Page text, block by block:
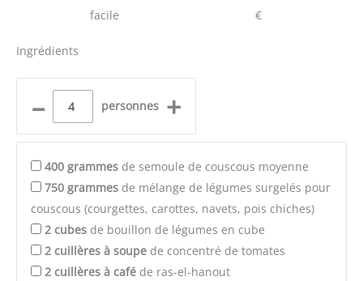
facile €
Ingrédients
– personnes +
400 grammes de semoule de couscous moyenne
750 grammes de mélange de légumes surgelés pour
couscous (courgettes, carottes, navets, pois chiches)
2 cubes de bouillon de légumes en cube
2 cuillères à soupe de concentré de tomates
2 cuillères à café de ras-el-hanout